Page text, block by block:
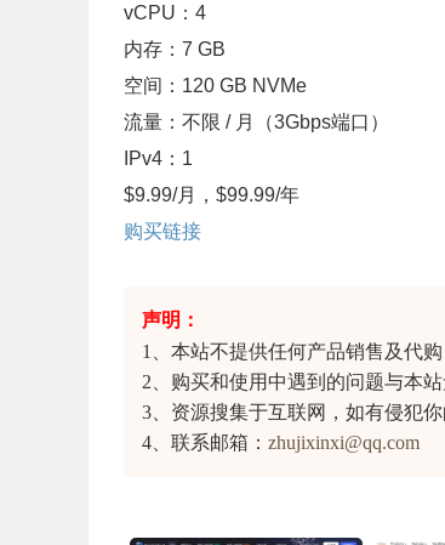
vCPU：4
内存：7 GB
空间：120 GB NVMe
流量：不限 / 月（3Gbps端口）
IPv4：1
$9.99/月，$99.99/年
购买链接
声明：
1、本站不提供任何产品销售及代
2、购买和使用中遇到的问题与本
3、资源搜集于互联网，如有侵犯
4、联系邮箱： zhujixinxi@qq.com